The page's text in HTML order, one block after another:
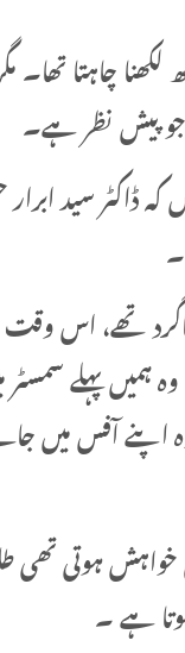
چاہتا
پیش نظر ہے۔
ڈاکٹر سید
اس وقت وہ
پہلے سمسٹر
اپنے آفس میں
ہوتی تھی
ہے ۔